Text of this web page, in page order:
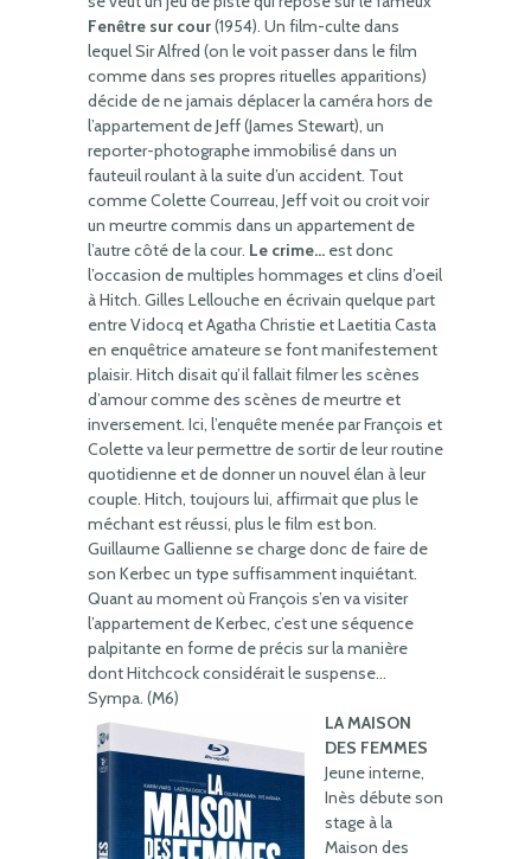
Fenêtre sur cour(1954). Un film-culte dans
lequel Sir Alfred (on le voit passer dans le film
comme dans ses propres rituelles apparitions)
décide de ne jamais déplacer la caméra hors de
l’appartement de Jeff (James Stewart), un
reporter-photographe immobilisé dans un
fauteuil roulant à la suite d’un accident. Tout
comme Colette Courreau, Jeff voit ou croit voir
un meurtre commis dans un appartement de
l’autre côté de la cour. Le crime… est donc
l’occasion de multiples hommages et clins d’oeil
à Hitch. Gilles Lellouche en écrivain quelque part
entre Vidocq et Agatha Christie et Laetitia Casta
en enquêtrice amateure se font manifestement
plaisir. Hitch disait qu’il fallait filmer les scènes
d’amour comme des scènes de meurtre et
inversement. Ici, l’enquête menée par François et
Colette va leur permettre de sortir de leur routine
quotidienne et de donner un nouvel élan à leur
couple. Hitch, toujours lui, affirmait que plus le
méchant est réussi, plus le film est bon.
Guillaume Gallienne se charge donc de faire de
son Kerbec un type suffisamment inquiétant.
Quant au moment où François s’en va visiter
l’appartement de Kerbec, c’est une séquence
palpitante en forme de précis sur la manière
dont Hitchcock considérait le suspense…
Sympa. (M6)
LA MAISON
DES FEMMES
Jeune interne,
Inès débute son
stage à la
Maison des